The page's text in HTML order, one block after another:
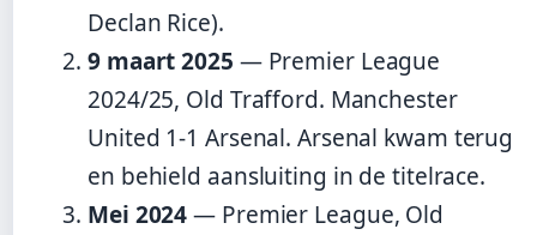
Declan Rice).
9 maart 2025 — Premier League
2024/25, Old Trafford. Manchester
United 1-1 Arsenal. Arsenal kwam terug
en behield aansluiting in de titelrace.
Mei 2024— Premier League, Old